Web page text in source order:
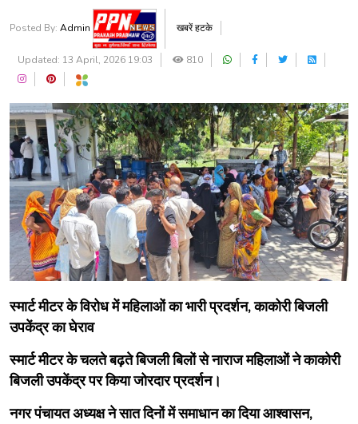
Posted By: Admin खबरें हटके
Updated: 13 April, 2026 19:03 810
स्मार्ट मीटर के विरोध में महिलाओं का भारी प्रदर्शन, काकोरी बिजली
उपकेंद्र का घेराव
स्मार्ट मीटर के चलते बढ़ते बिजली बिलों से नाराज महिलाओं ने काकोरी
बिजली उपकेंद्र पर किया जोरदार प्रदर्शन।
नगर पंचायत अध्यक्ष ने सात दिनों में समाधान का दिया आश्वासन,